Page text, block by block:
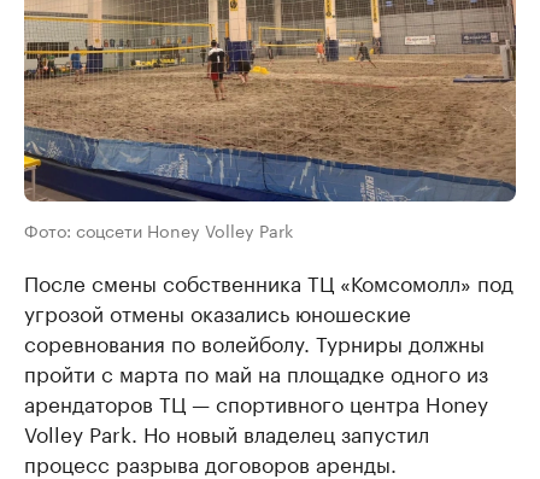
Фото: соцсети Honey Volley Park
После смены собственника ТЦ «Комсомолл» под
угрозой отмены оказались юношеские
соревнования по волейболу. Турниры должны
пройти с марта по май на площадке одного из
арендаторов ТЦ — спортивного центра Honey
Volley Park. Но новый владелец запустил
процесс разрыва договоров аренды.